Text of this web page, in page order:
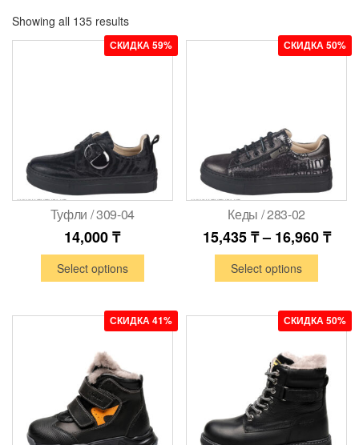
Showing all 135 results
СКИДКА 59%
Туфли / 309-04
14,000₸
Select options
СКИДКА 50%
Кеды / 283-02
15,435₸– 16,960₸
Select options
СКИДКА 41% СКИДКА 50%